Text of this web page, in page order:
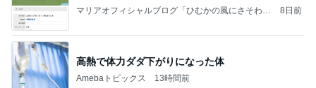
マリアオフィシャルブログ「ひむかの風にさそわれ
8日前
高熱で体力ダダ下がりになった体
Amebaトピックス 13時間前